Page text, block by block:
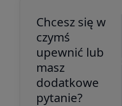
Chcesz się w
czymś
upewnić lub
masz
dodatkowe
pytanie?